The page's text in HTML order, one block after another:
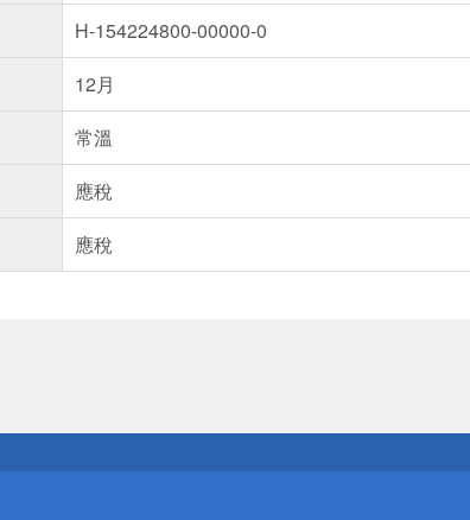
H-154224800-00000-0
12月
常溫
應稅
應稅